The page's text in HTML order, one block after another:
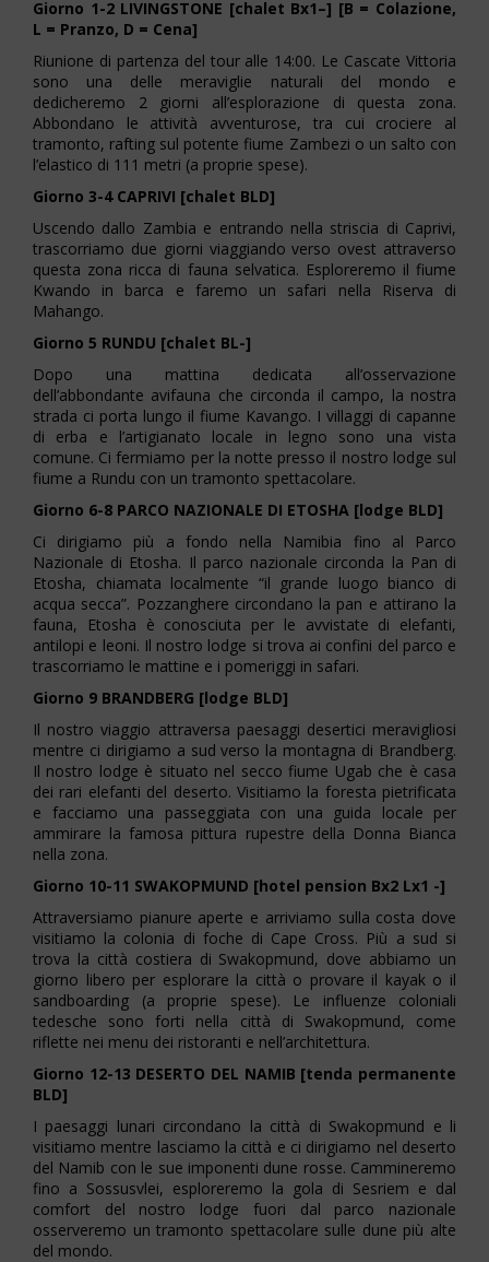
Giorno 1-2 LIVINGSTONE [chalet Bx1–] [B = Colazione,
L = Pranzo, D = Cena]
Riunione di partenza del tour alle 14:00. Le Cascate Vittoria
sono una delle meraviglie naturali del mondo e
dedicheremo 2 giorni all’esplorazione di questa zona.
Abbondano le attività avventurose, tra cui crociere al
tramonto, rafting sul potente fiume Zambezi o un salto con
l’elastico di 111 metri (a proprie spese).
Giorno 3-4 CAPRIVI [chalet BLD]
Uscendo dallo Zambia e entrando nella striscia di Caprivi,
trascorriamo due giorni viaggiando verso ovest attraverso
questa zona ricca di fauna selvatica. Esploreremo il fiume
Kwando in barca e faremo un safari nella Riserva di
Mahango.
Giorno 5 RUNDU [chalet BL-]
Dopo una mattina dedicata all’osservazione
dell’abbondante avifauna che circonda il campo, la nostra
strada ci porta lungo il fiume Kavango. I villaggi di capanne
di erba e l’artigianato locale in legno sono una vista
comune. Ci fermiamo per la notte presso il nostro lodge sul
fiume a Rundu con un tramonto spettacolare.
Giorno 6-8 PARCO NAZIONALE DI ETOSHA [lodge BLD]
Ci dirigiamo più a fondo nella Namibia fino al Parco
Nazionale di Etosha. Il parco nazionale circonda la Pan di
Etosha, chiamata localmente “il grande luogo bianco di
acqua secca”. Pozzanghere circondano la pan e attirano la
fauna, Etosha è conosciuta per le avvistate di elefanti,
antilopi e leoni. Il nostro lodge si trova ai confini del parco e
trascorriamo le mattine e i pomeriggi in safari.
Giorno 9 BRANDBERG [lodge BLD]
Il nostro viaggio attraversa paesaggi desertici meravigliosi
mentre ci dirigiamo a sud verso la montagna di Brandberg.
Il nostro lodge è situato nel secco fiume Ugab che è casa
dei rari elefanti del deserto. Visitiamo la foresta pietrificata
e facciamo una passeggiata con una guida locale per
ammirare la famosa pittura rupestre della Donna Bianca
nella zona.
Giorno 10-11 SWAKOPMUND [hotel pension Bx2 Lx1 -]
Attraversiamo pianure aperte e arriviamo sulla costa dove
visitiamo la colonia di foche di Cape Cross. Più a sud si
trova la città costiera di Swakopmund, dove abbiamo un
giorno libero per esplorare la città o provare il kayak o il
sandboarding (a proprie spese). Le influenze coloniali
tedesche sono forti nella città di Swakopmund, come
riflette nei menu dei ristoranti e nell’architettura.
Giorno 12-13 DESERTO DEL NAMIB [tenda permanente
BLD]
I paesaggi lunari circondano la città di Swakopmund e li
visitiamo mentre lasciamo la città e ci dirigiamo nel deserto
del Namib con le sue imponenti dune rosse. Cammineremo
fino a Sossusvlei, esploreremo la gola di Sesriem e dal
comfort del nostro lodge fuori dal parco nazionale
osserveremo un tramonto spettacolare sulle dune più alte
del mondo.